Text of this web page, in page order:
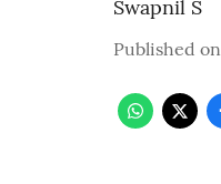
Swapnil S
Published on